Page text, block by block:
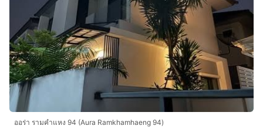
ออร่า รามคำแหง 94 (Aura Ramkhamhaeng 94)